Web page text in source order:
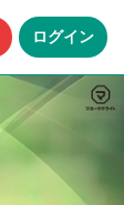
ログイン